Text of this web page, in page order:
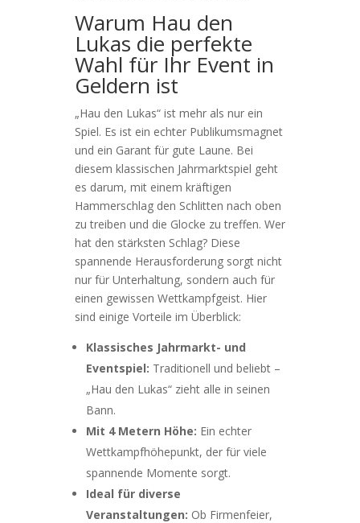
Warum Hau den
Lukas die perfekte
Wahl für Ihr Event in
Geldern ist
„Hau den Lukas“ ist mehr als nur ein
Spiel. Es ist ein echter Publikumsmagnet
und ein Garant für gute Laune. Bei
diesem klassischen Jahrmarktspiel geht
es darum, mit einem kräftigen
Hammerschlag den Schlitten nach oben
zu treiben und die Glocke zu treffen. Wer
hat den stärksten Schlag? Diese
spannende Herausforderung sorgt nicht
nur für Unterhaltung, sondern auch für
einen gewissen Wettkampfgeist. Hier
sind einige Vorteile im Überblick:
Klassisches Jahrmarkt- und
Eventspiel: Traditionell und beliebt –
„Hau den Lukas“ zieht alle in seinen
Bann.
Mit 4 Metern Höhe: Ein echter
Wettkampfhöhepunkt, der für viele
spannende Momente sorgt.
Ideal für diverse
Veranstaltungen: Ob Firmenfeier,